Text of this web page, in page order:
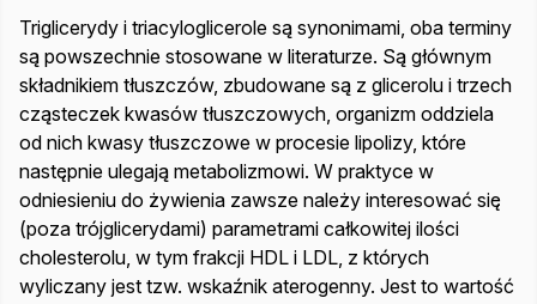
Triglicerydy i triacyloglicerole są synonimami, oba terminy
są powszechnie stosowane w literaturze. Są głównym
składnikiem tłuszczów, zbudowane są z glicerolu i trzech
cząsteczek kwasów tłuszczowych, organizm oddziela
od nich kwasy tłuszczowe w procesie lipolizy, które
następnie ulegają metabolizmowi. W praktyce w
odniesieniu do żywienia zawsze należy interesować się
(poza trójglicerydami) parametrami całkowitej ilości
cholesterolu, w tym frakcji HDL i LDL, z których
wyliczany jest tzw. wskaźnik aterogenny. Jest to wartość